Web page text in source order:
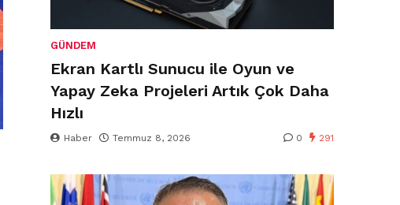
GÜNDEM
Ekran Kartlı Sunucu ile Oyun ve
Yapay Zeka Projeleri Artık Çok Daha
Hızlı
Haber Temmuz 8, 2026 0 291